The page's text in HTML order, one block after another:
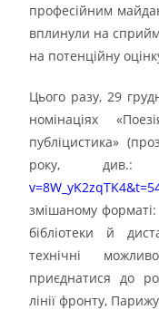
професійним
вплинули на
на потенційну
Цього разу, 29
номінаціях
публіцистика»
року,
змішаному
бібліотеки й
технічні
приєднатися до
лінії фронту,